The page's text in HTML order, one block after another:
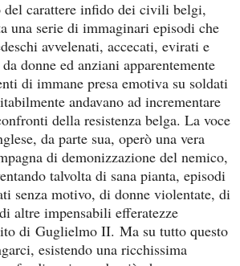
carattere infido dei civili belgi,
una serie di immaginari episodi che
avvelenati, accecati, evirati e
donne ed anziani apparentemente
di immane presa emotiva su soldati
andavano ad incrementare
della resistenza belga. La voce
da parte sua, operò una vera
di demonizzazione del nemico,
talvolta di sana pianta, episodi
senza motivo, di donne violentate, di
altre impensabili efferatezze
di Guglielmo II. Ma su tutto questo
esistendo una ricchissima